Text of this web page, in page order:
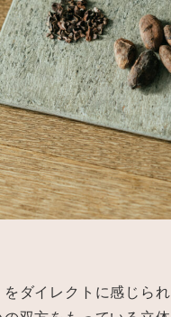
ダイレクトに感じら